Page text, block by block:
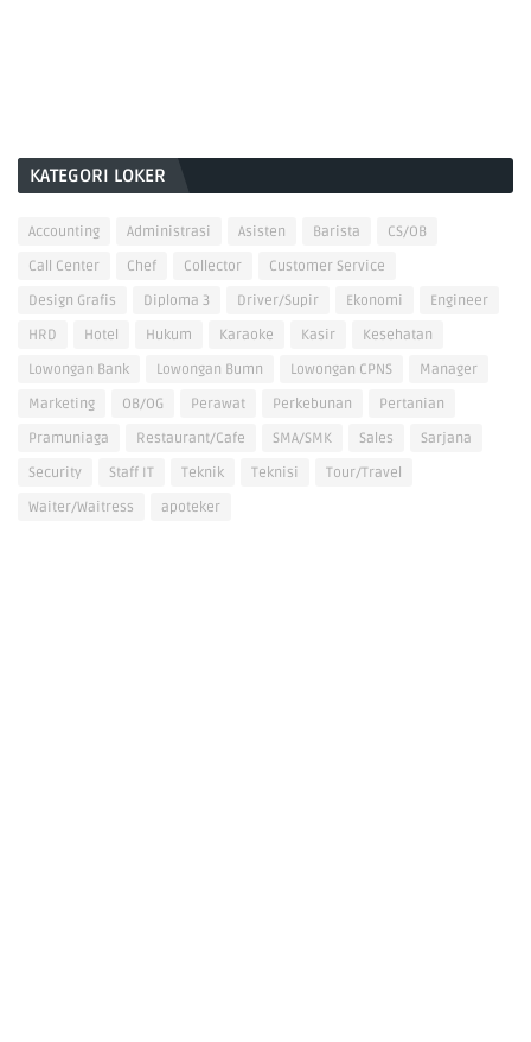
KATEGORI LOKER
Accounting Administrasi Asisten Barista
CS/OB
Call Center
Chef Collector
Customer Service
Design Grafis
Diploma 3 Driver/Supir Ekonomi
Engineer
HRD
Hotel Hukum Karaoke Kasir
Kesehatan
Lowongan Bank
Lowongan Bumn Lowongan CPNS
Manager
Marketing
OB/OG Perawat Perkebunan
Pertanian
Pramuniaga
Restaurant/Cafe SMA/SMK Sales
Sarjana
Security
Staff IT Teknik Teknisi
Tour/Travel
Waiter/Waitress
apoteker